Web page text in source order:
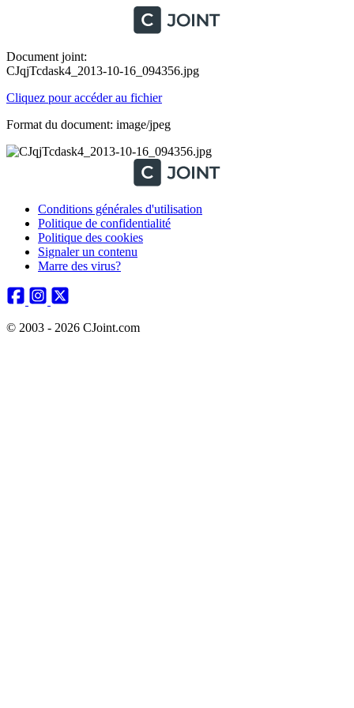
Document joint:
CJqjTcdask4_2013-10-16_094356.jpg
Cliquez pour accéder au fichier
Format du document: image/jpeg
Conditions générales d'utilisation
Politique de confidentialité
Politique des cookies
Signaler un contenu
Marre des virus?
© 2003 - 2026 CJoint.com